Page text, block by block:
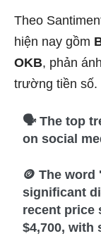
Theo
hiện nay gồm
OKB, phản
trường tiền số.
🗣️ The top
on social
🪙 The
significant
recent price
$4,700, with